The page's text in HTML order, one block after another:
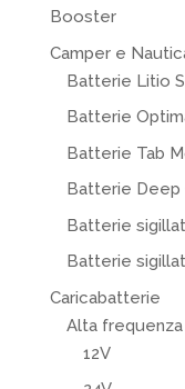
Booster
Camper e
Batterie Litio
Batterie
Batterie Tab
Batterie Deep
Batterie
Batterie
Caricabatterie
Alta frequenza
12V